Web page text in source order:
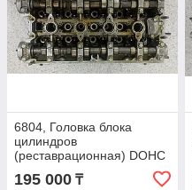
6804, Головка блока
цилиндров
(реставрационная) DOHC
V=2,0 MOBIS 22100-33100
195 000 ₸